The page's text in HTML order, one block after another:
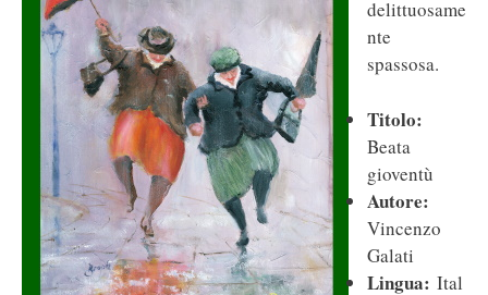
delittuosame
nte
spassosa.
Titolo:
Beata
gioventù
Autore:
Vincenzo
Galati
Lingua: Ital